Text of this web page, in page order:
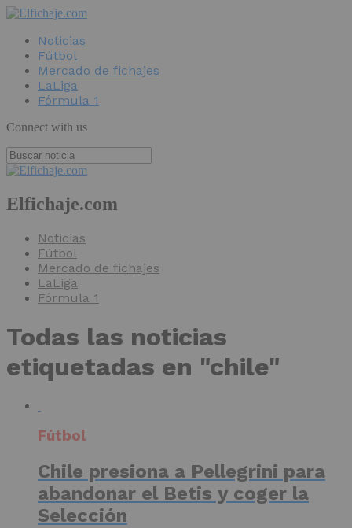
Noticias
Fútbol
Mercado de fichajes
LaLiga
Fórmula 1
Connect with us
Elfichaje.com
Noticias
Fútbol
Mercado de fichajes
LaLiga
Fórmula 1
Todas las noticias
etiquetadas en "chile"
Fútbol
Chile presiona a Pellegrini para
abandonar el Betis y coger la
Selección